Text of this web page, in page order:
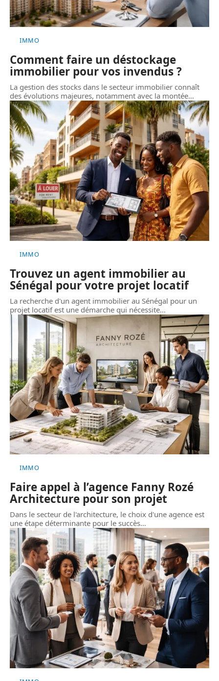
IMMO
Comment faire un déstockage
immobilier pour vos invendus ?
La gestion des stocks dans le secteur immobilier connaît
des évolutions majeures, notamment avec la montée…
IMMO
Trouvez un agent immobilier au
Sénégal pour votre projet locatif
La recherche d'un agent immobilier au Sénégal pour un
projet locatif est une démarche qui nécessite…
IMMO
Faire appel à l’agence Fanny Rozé
Architecture pour son projet
Dans le secteur de l'architecture, le choix d'une agence est
une étape déterminante pour le succès…